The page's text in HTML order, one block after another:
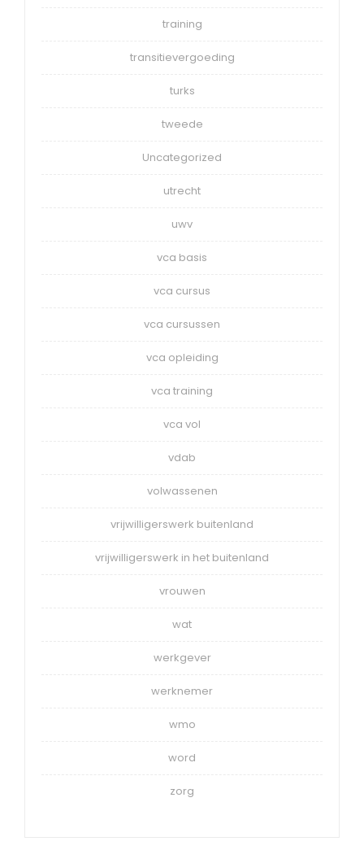
training
transitievergoeding
turks
tweede
Uncategorized
utrecht
uwv
vca basis
vca cursus
vca cursussen
vca opleiding
vca training
vca vol
vdab
volwassenen
vrijwilligerswerk buitenland
vrijwilligerswerk in het buitenland
vrouwen
wat
werkgever
werknemer
wmo
word
zorg